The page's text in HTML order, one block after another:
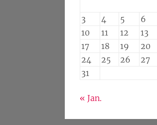
3
4 5 6
10
11 12 13
17
18 19 20
24
25 26 27
31
« Jan.